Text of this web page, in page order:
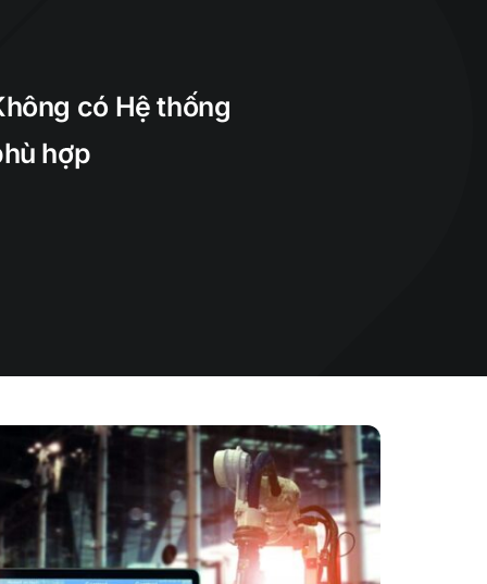
Farm
có Hệ thống
hợp